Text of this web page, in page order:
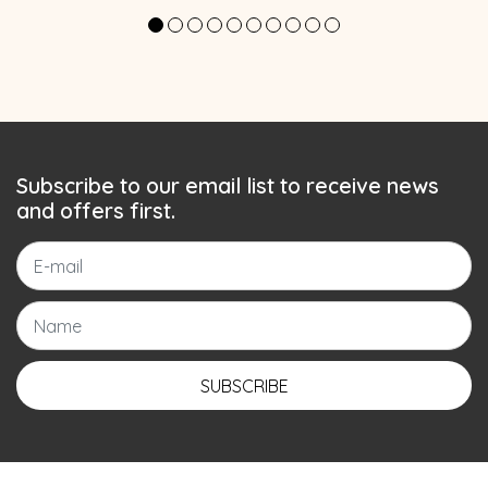
Subscribe to our email list to receive news
and offers first.
SUBSCRIBE